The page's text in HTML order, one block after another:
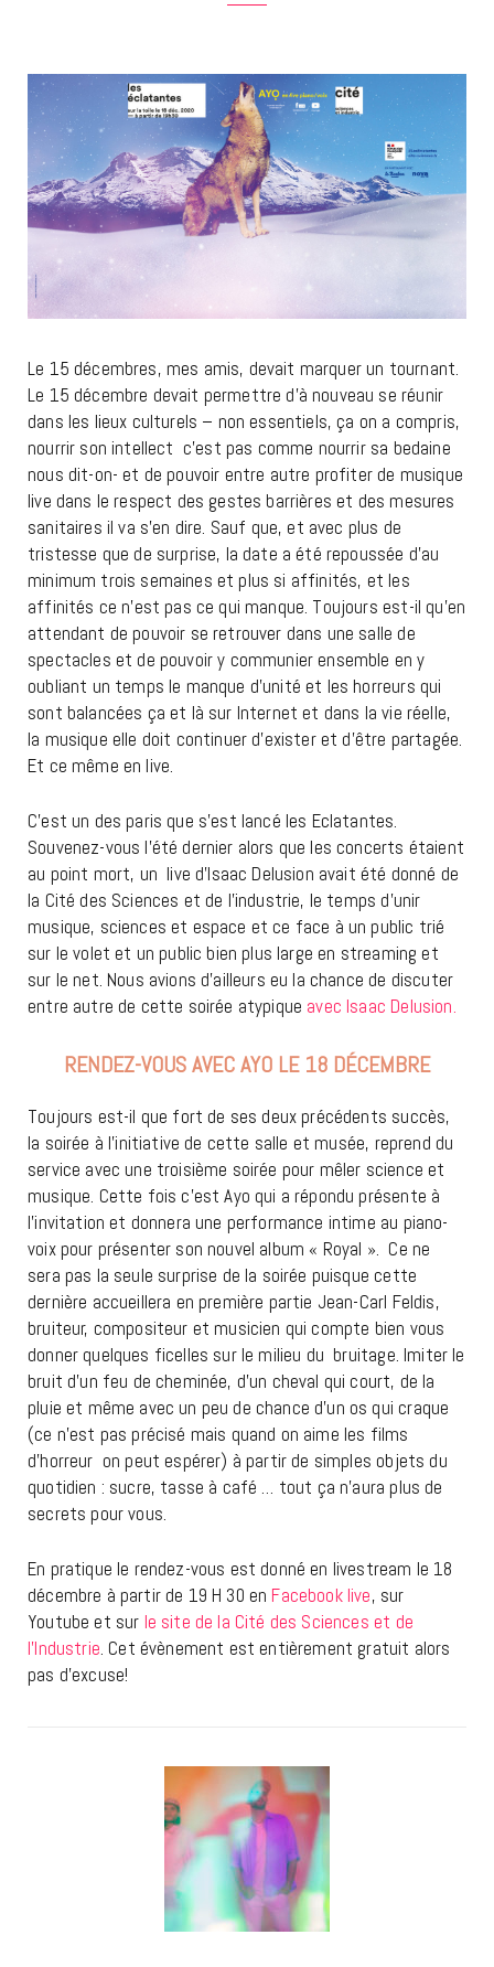
Le 15 décembres, mes amis, devait marquer un tournant.
Le 15 décembre devait permettre d’à nouveau se réunir
dans les lieux culturels – non essentiels, ça on a compris,
nourrir son intellect c’est pas comme nourrir sa bedaine
nous dit-on- et de pouvoir entre autre profiter de musique
live dans le respect des gestes barrières et des mesures
sanitaires il va s’en dire. Sauf que, et avec plus de
tristesse que de surprise, la date a été repoussée d’au
minimum trois semaines et plus si affinités, et les
affinités ce n’est pas ce qui manque. Toujours est-il qu’en
attendant de pouvoir se retrouver dans une salle de
spectacles et de pouvoir y communier ensemble en y
oubliant un temps le manque d’unité et les horreurs qui
sont balancées ça et là sur Internet et dans la vie réelle,
la musique elle doit continuer d’exister et d’être partagée.
Et ce même en live.
C’est un des paris que s’est lancé les Eclatantes.
Souvenez-vous l’été dernier alors que les concerts étaient
au point mort, un live d’Isaac Delusion avait été donné de
la Cité des Sciences et de l’industrie, le temps d’unir
musique, sciences et espace et ce face à un public trié
sur le volet et un public bien plus large en streaming et
sur le net. Nous avions d’ailleurs eu la chance de discuter
entre autre de cette soirée atypique avec Isaac Delusion.
RENDEZ-VOUS AVEC AYO LE 18 DÉCEMBRE
Toujours est-il que fort de ses deux précédents succès,
la soirée à l’initiative de cette salle et musée, reprend du
service avec une troisième soirée pour mêler science et
musique. Cette fois c’est Ayo qui a répondu présente à
l’invitation et donnera une performance intime au piano-
voix pour présenter son nouvel album « Royal ». Ce ne
sera pas la seule surprise de la soirée puisque cette
dernière accueillera en première partie Jean-Carl Feldis,
bruiteur, compositeur et musicien qui compte bien vous
donner quelques ficelles sur le milieu du bruitage. Imiter le
bruit d’un feu de cheminée, d’un cheval qui court, de la
pluie et même avec un peu de chance d’un os qui craque
(ce n’est pas précisé mais quand on aime les films
d’horreur on peut espérer) à partir de simples objets du
quotidien : sucre, tasse à café … tout ça n’aura plus de
secrets pour vous.
En pratique le rendez-vous est donné en livestream le 18
décembre à partir de 19 H 30 en Facebook live, sur
Youtube et sur le site de la Cité des Sciences et de
l’Industrie. Cet évènement est entièrement gratuit alors
pas d’excuse!